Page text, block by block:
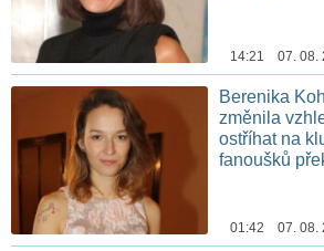
14:21 07. 08.
Berenika
změnila
ostříhat na
fanoušků
01:42 07. 08.